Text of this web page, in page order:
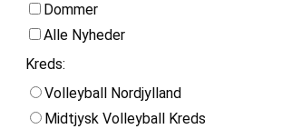
Dommer
Alle Nyheder
Kreds:
Volleyball Nordjylland
Midtjysk Volleyball Kreds